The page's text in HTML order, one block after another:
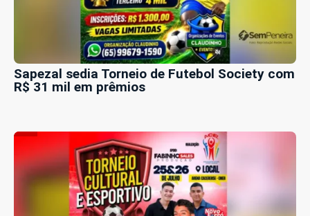
Sapezal sedia Torneio de Futebol Society com
R$ 31 mil em prêmios